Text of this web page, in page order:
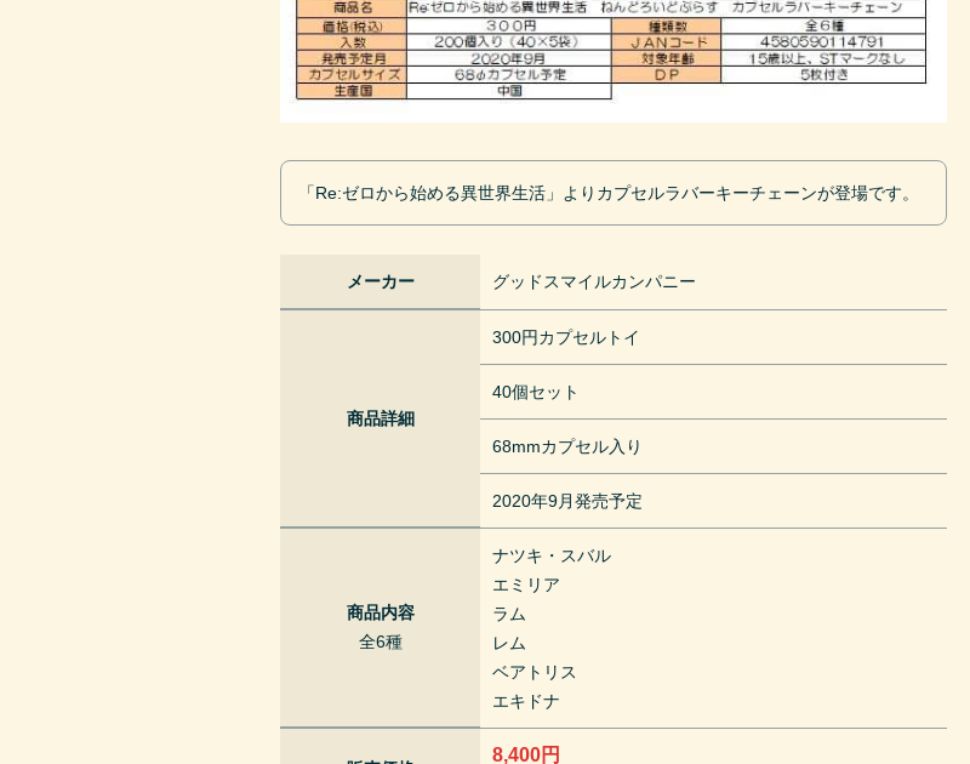
「Re:ゼロから始める異世界生活」よりカプセルラバーキーチェーンが登場です。
メーカー グッドスマイルカンパニー
商品詳細
300円カプセルトイ
40個セット
68mmカプセル入り
2020年9月発売予定
商品内容
全6種
ナツキ・スバル
エミリア
ラム
レム
ベアトリス
エキドナ
8,400円